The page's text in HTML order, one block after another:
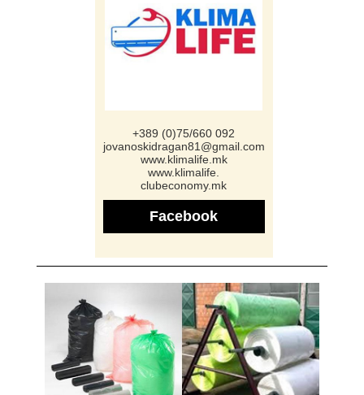
+389 (0)75/660 092
jovanoskidragan81@gmail.com
www.klimalife.mk
www.klimalife.
clubeconomy.mk
Facebook